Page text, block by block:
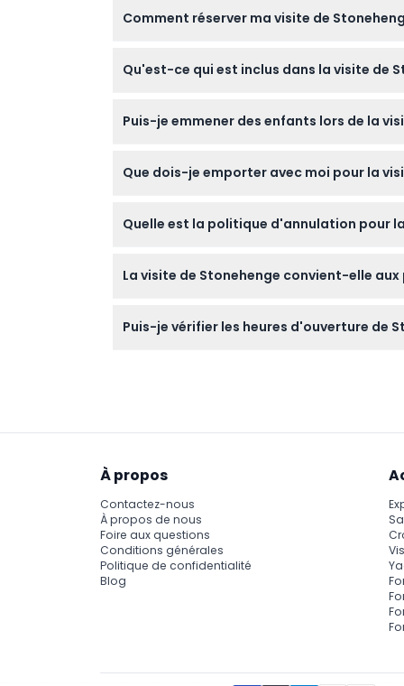
Comment réserver ma visite de
fortement recommandé de réserver à
Qu'est-ce qui est inclus dans la visite de
mais vous pouvez accéder à un
Puis-je emmener des enfants lors de la
accompagnée d'un adulte pour participer à
Que dois-je emporter avec moi pour la
l'extérieur. N'oubliez pas votre téléphone
Quelle est la politique d'annulation pour
dehors de ce délai ne sont pas
La visite de Stonehenge convient-elle
profiter pleinement de l'exploration des
Puis-je vérifier les heures d'ouverture de
À propos
Contactez-nous
À propos de nous
Foire aux questions
Conditions générales
Politique de confidentialité
Blog